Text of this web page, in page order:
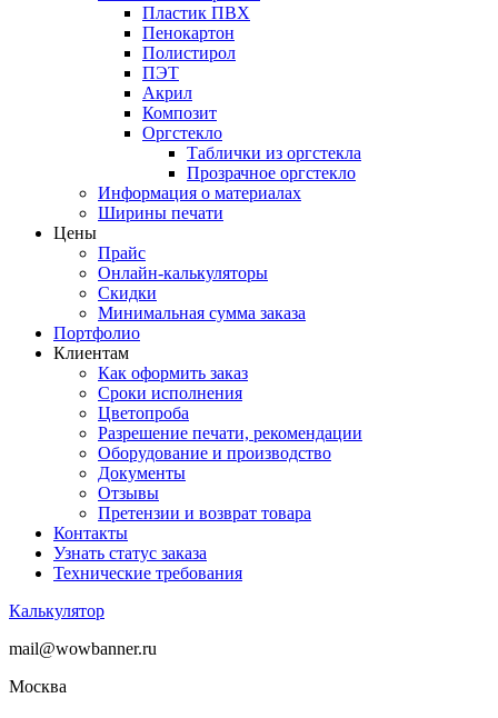
Пластик ПВХ
Пенокартон
Полистирол
ПЭТ
Акрил
Композит
Оргстекло
Таблички из оргстекла
Прозрачное оргстекло
Информация о материалах
Ширины печати
Цены
Прайс
Онлайн-калькуляторы
Скидки
Минимальная сумма заказа
Портфолио
Клиентам
Как оформить заказ
Сроки исполнения
Цветопроба
Разрешение печати, рекомендации
Оборудование и производство
Документы
Отзывы
Претензии и возврат товара
Контакты
Узнать статус заказа
Технические требования
Калькулятор
mail@wowbanner.ru
Москва